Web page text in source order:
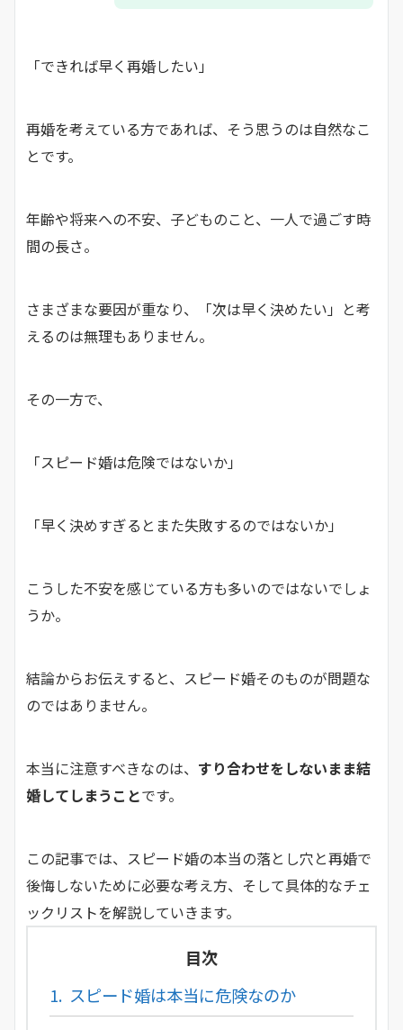
「できれば早く再婚したい」
再婚を考えている方であれば、そう思うのは自然なこ
とです。
年齢や将来への不安、子どものこと、一人で過ごす時
間の長さ。
さまざまな要因が重なり、「次は早く決めたい」と考
えるのは無理もありません。
その一方で、
「スピード婚は危険ではないか」
「早く決めすぎるとまた失敗するのではないか」
こうした不安を感じている方も多いのではないでしょ
うか。
結論からお伝えすると、スピード婚そのものが問題な
のではありません。
本当に注意すべきなのは、 すり合わせをしないまま結
婚してしまうことです。
この記事では、スピード婚の本当の落とし穴と再婚で
後悔しないために必要な考え方、そして具体的なチェ
ックリストを解説していきます。
目次
1. スピード婚は本当に危険なのか